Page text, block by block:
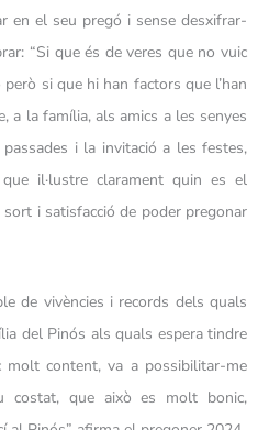
en el seu pregó i sense desxifrar-
“Si que és de veres que no vuic
si que hi han factors que l’han
a la família, als amics a les senyes
i la invitació a les festes,
il·lustre clarament quin es el
i satisfacció de poder pregonar
de vivències i records dels quals
del Pinós als quals espera tindre
molt content, va a possibilitar-me
que això es molt bonic,